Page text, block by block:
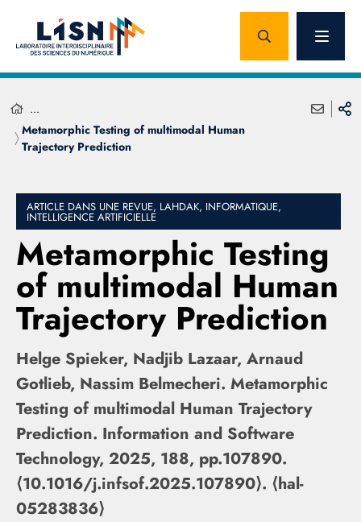
...
Metamorphic Testing of multimodal Human
Trajectory Prediction
ARTICLE DANS UNE REVUE, LAHDAK, INFORMATIQUE,
INTELLIGENCE ARTIFICIELLE
Metamorphic Testing
of multimodal Human
Trajectory Prediction
Helge Spieker, Nadjib Lazaar, Arnaud
Gotlieb, Nassim Belmecheri. Metamorphic
Testing of multimodal Human Trajectory
Prediction. Information and Software
Technology, 2025, 188, pp.107890.
⟨10.1016/j.infsof.2025.107890⟩. ⟨hal-
05283836⟩